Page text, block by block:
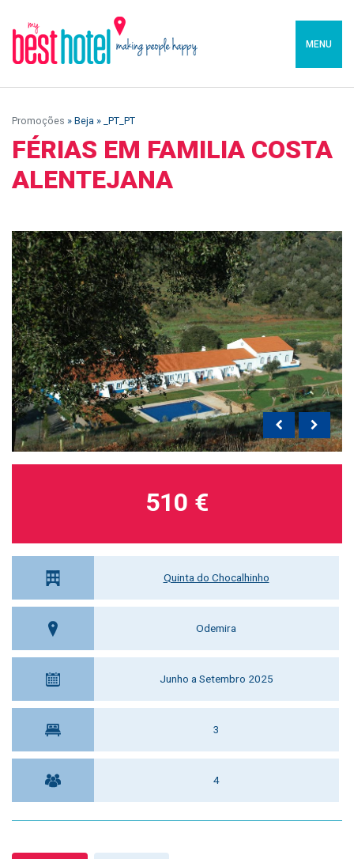
MENU
Promoções » Beja » _PT_PT
FÉRIAS EM FAMILIA COSTA
ALENTEJANA
Quinta do Chocalhinho
Odemira
Junho a Setembro 2025
3
4
510 €